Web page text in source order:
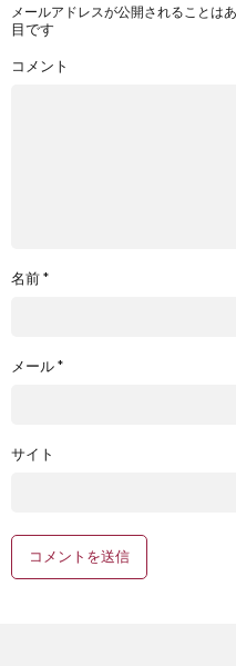
メールアドレスが公開されることはあ
目です
コメント
名前*
メール*
サイト